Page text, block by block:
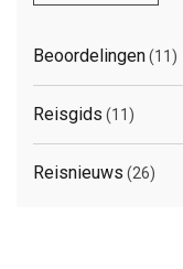
Beoordelingen(11)
Reisgids (11)
Reisnieuws (26)